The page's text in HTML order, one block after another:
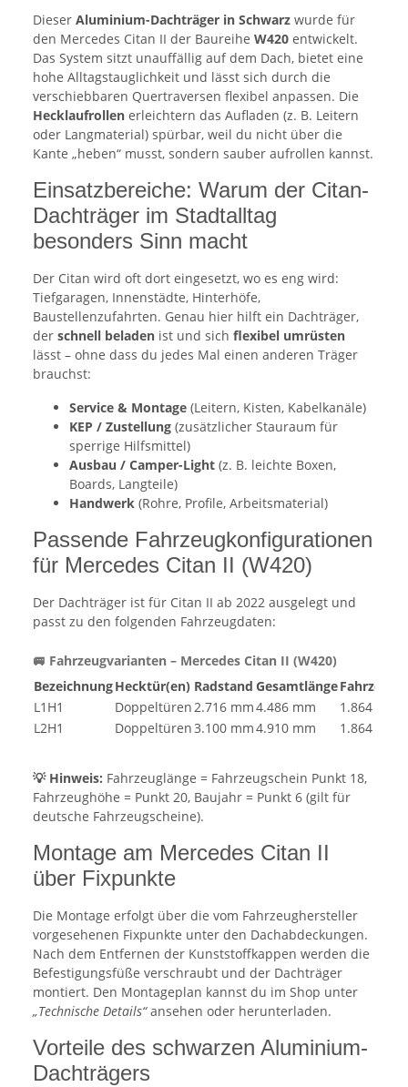
Dieser Aluminium-Dachträger in Schwarz wurde für
den Mercedes Citan II der Baureihe W420 entwickelt.
Das System sitzt unauffällig auf dem Dach, bietet eine
hohe Alltagstauglichkeit und lässt sich durch die
verschiebbaren Quertraversen flexibel anpassen. Die
Hecklaufrollen erleichtern das Aufladen (z. B. Leitern
oder Langmaterial) spürbar, weil du nicht über die
Kante „heben“ musst, sondern sauber aufrollen kannst.
Einsatzbereiche: Warum der Citan-
Dachträger im Stadtalltag
besonders Sinn macht
Der Citan wird oft dort eingesetzt, wo es eng wird:
Tiefgaragen, Innenstädte, Hinterhöfe,
Baustellenzufahrten. Genau hier hilft ein Dachträger,
der schnell beladen ist und sich flexibel umrüsten
lässt – ohne dass du jedes Mal einen anderen Träger
brauchst:
Service & Montage (Leitern, Kisten, Kabelkanäle)
KEP / Zustellung (zusätzlicher Stauraum für
sperrige Hilfsmittel)
Ausbau / Camper-Light (z. B. leichte Boxen,
Boards, Langteile)
Handwerk (Rohre, Profile, Arbeitsmaterial)
Passende Fahrzeugkonfigurationen
für Mercedes Citan II (W420)
Der Dachträger ist für Citan II ab 2022 ausgelegt und
passt zu den folgenden Fahrzeugdaten:
🚐 Fahrzeugvarianten – Mercedes Citan II (W420)
BezeichnungHecktür(en) Radstand Gesamtlänge
L1H1
Doppeltüren 2.716 mm4.486 mm
1.864 mm
L2H1
Doppeltüren3.100 mm4.910 mm 1.864 mm
💡 Hinweis: Fahrzeuglänge = Fahrzeugschein Punkt 18,
Fahrzeughöhe = Punkt 20, Baujahr = Punkt 6 (gilt für
deutsche Fahrzeugscheine).
Montage am Mercedes Citan II
über Fixpunkte
Die Montage erfolgt über die vom Fahrzeughersteller
vorgesehenen Fixpunkte unter den Dachabdeckungen.
Nach dem Entfernen der Kunststoffkappen werden die
Befestigungsfüße verschraubt und der Dachträger
montiert. Den Montageplan kannst du im Shop unter
„Technische Details“ansehen oder herunterladen.
Vorteile des schwarzen Aluminium-
Dachträgers